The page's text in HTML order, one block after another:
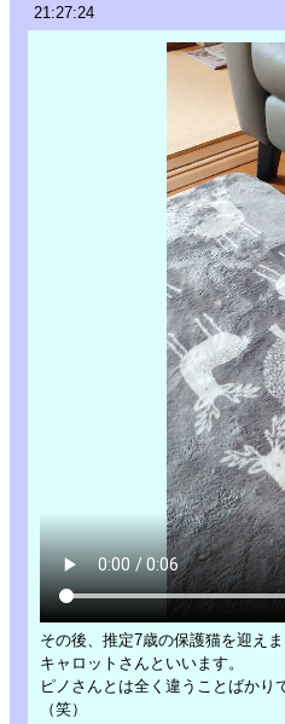
21:27:24
その後、推定7歳の保護猫を迎えま
キャロットさんといいます。
ピノさんとは全く違うことばかり
（笑）